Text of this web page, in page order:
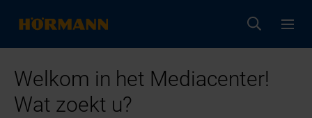
Welkom in het Mediacenter!
Wat zoekt u?